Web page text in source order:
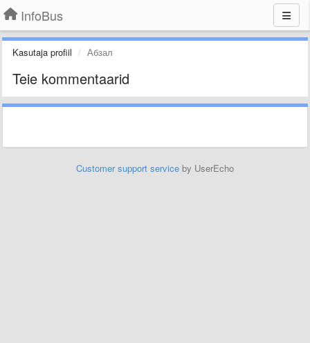
InfoBus
Kasutaja profiil Абзал
Teie kommentaarid
Customer support service by UserEcho